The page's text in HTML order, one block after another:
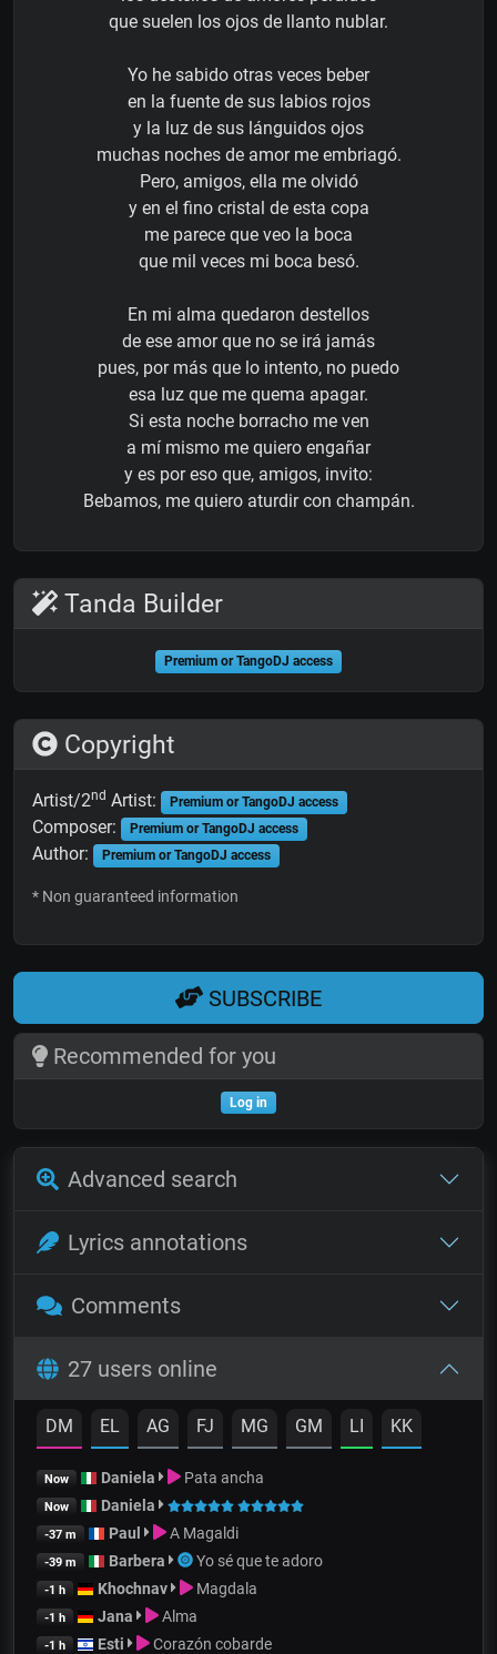
que suelen los ojos de llanto nublar.
Yo he sabido otras veces beber
en la fuente de sus labios rojos
y la luz de sus lánguidos ojos
muchas noches de amor me embriagó.
Pero, amigos, ella me olvidó
y en el fino cristal de esta copa
me parece que veo la boca
que mil veces mi boca besó.
En mi alma quedaron destellos
de ese amor que no se irá jamás
pues, por más que lo intento, no puedo
esa luz que me quema apagar.
Si esta noche borracho me ven
a mí mismo me quiero engañar
y es por eso que, amigos, invito:
Bebamos, me quiero aturdir con champán.
Tanda Builder
Premium or TangoDJ access
Copyright
Artist/2nd Artist: Premium or TangoDJ access
Composer: Premium or TangoDJ access
Author: Premium or TangoDJ access
* Non guaranteed information
SUBSCRIBE
Recommended for you
Log in
Advanced search
Lyrics annotations
Comments
27 users online
DM EL AG FJ MG GM LI KK
Now Daniela Pata ancha
Now Daniela
-37 m Paul A Magaldi
-39 m Barbera Yo sé que te adoro
-1 h Khochnav Magdala
-1 h Jana Alma
-1 h Esti Corazón cobarde